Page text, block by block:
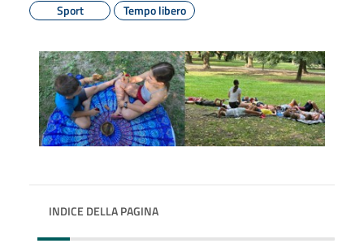
Sport
Tempo libero
INDICE DELLA PAGINA